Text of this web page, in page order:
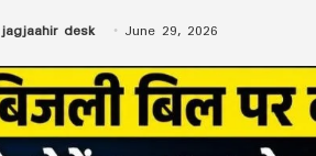
jagjaahir desk June 29, 2026